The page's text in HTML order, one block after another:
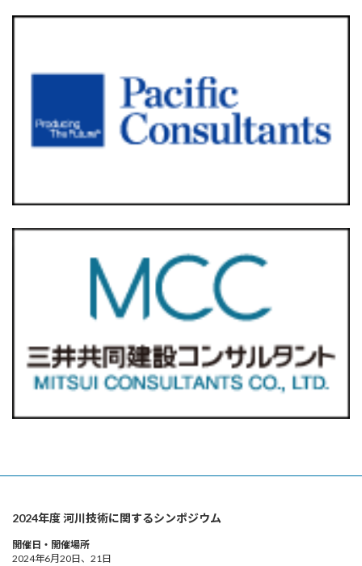
2024年度 河川技術に関するシンポジウム
開催日・開催場所
2024年6月20日、21日